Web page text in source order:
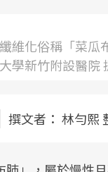
維化俗稱「菜
學新竹附設醫院
撰文者： 林勻熙